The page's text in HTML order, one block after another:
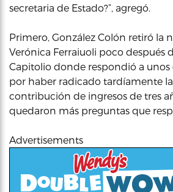
secretaria de Estado?”, agregó.
Primero, González Colón retiró la
Verónica Ferraiuoli poco después
Capitolio donde respondió a
por haber radicado tardíamente
contribución de ingresos de tres
quedaron más preguntas que
Advertisements